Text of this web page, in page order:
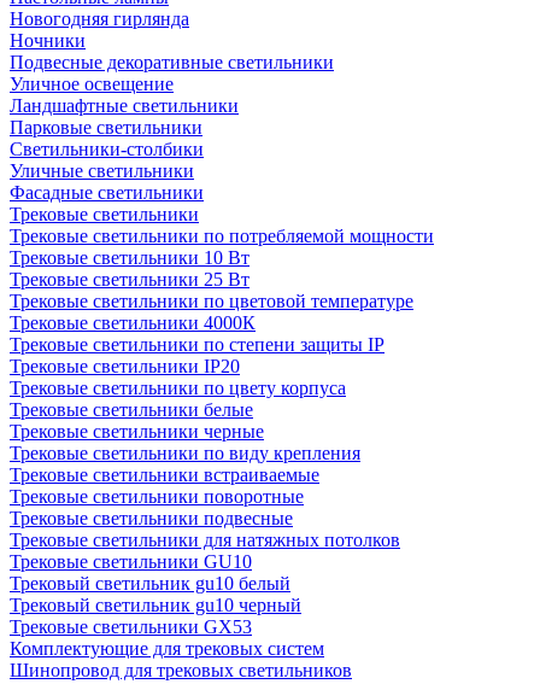
Новогодняя гирлянда
Ночники
Подвесные декоративные светильники
Уличное освещение
Ландшафтные светильники
Парковые светильники
Светильники-столбики
Уличные светильники
Фасадные светильники
Трековые светильники
Трековые светильники по потребляемой мощности
Трековые светильники 10 Вт
Трековые светильники 25 Вт
Трековые светильники по цветовой температуре
Трековые светильники 4000К
Трековые светильники по степени защиты IP
Трековые светильники IP20
Трековые светильники по цвету корпуса
Трековые светильники белые
Трековые светильники черные
Трековые светильники по виду крепления
Трековые светильники встраиваемые
Трековые светильники поворотные
Трековые светильники подвесные
Трековые светильники для натяжных потолков
Трековые светильники GU10
Трековый светильник gu10 белый
Трековый светильник gu10 черный
Трековые светильники GX53
Комплектующие для трековых систем
Шинопровод для трековых светильников